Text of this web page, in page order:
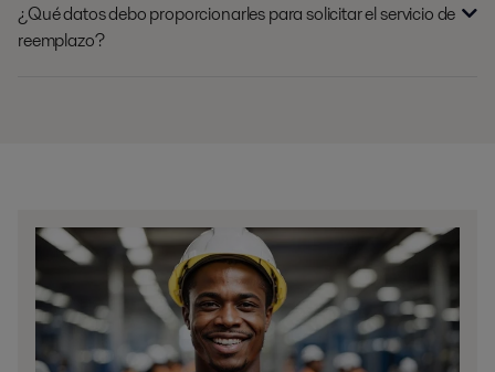
¿Qué datos debo proporcionarles para solicitar el servicio de
reemplazo?